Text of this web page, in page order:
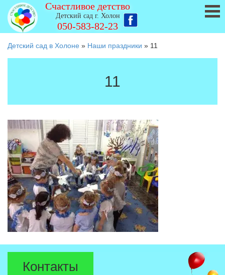
Счастливое детство
Детский сад г. Холон
050-583-82-23
Детский сад в Холоне » Наши праздники » 11
11
Контакты